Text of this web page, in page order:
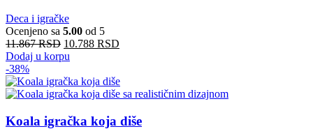
Deca i igračke
Ocenjeno sa 5.00 od 5
11.867RSD 10.788 RSD
Dodaj u korpu
-38%
Koala igračka koja diše